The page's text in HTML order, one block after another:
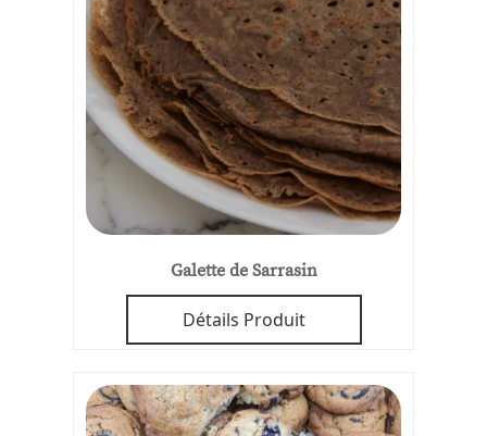
Galette de Sarrasin
Détails Produit